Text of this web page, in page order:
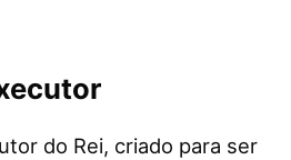
do Rei, criado para ser